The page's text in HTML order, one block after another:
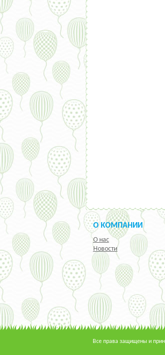
О КОМПАНИИ
О нас
Новости
Все права защищены и